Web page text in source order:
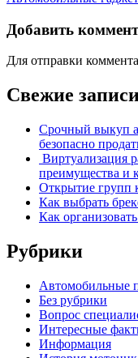
Добавить
Для отправки
Свежие
Срочный выкуп
безопасно
Виртуализация
преимущества и
Открытие групп
Как выбрать
Как
Рубрики
Автомобильные
Без рубрики
Вопрос
Интересные
Информация